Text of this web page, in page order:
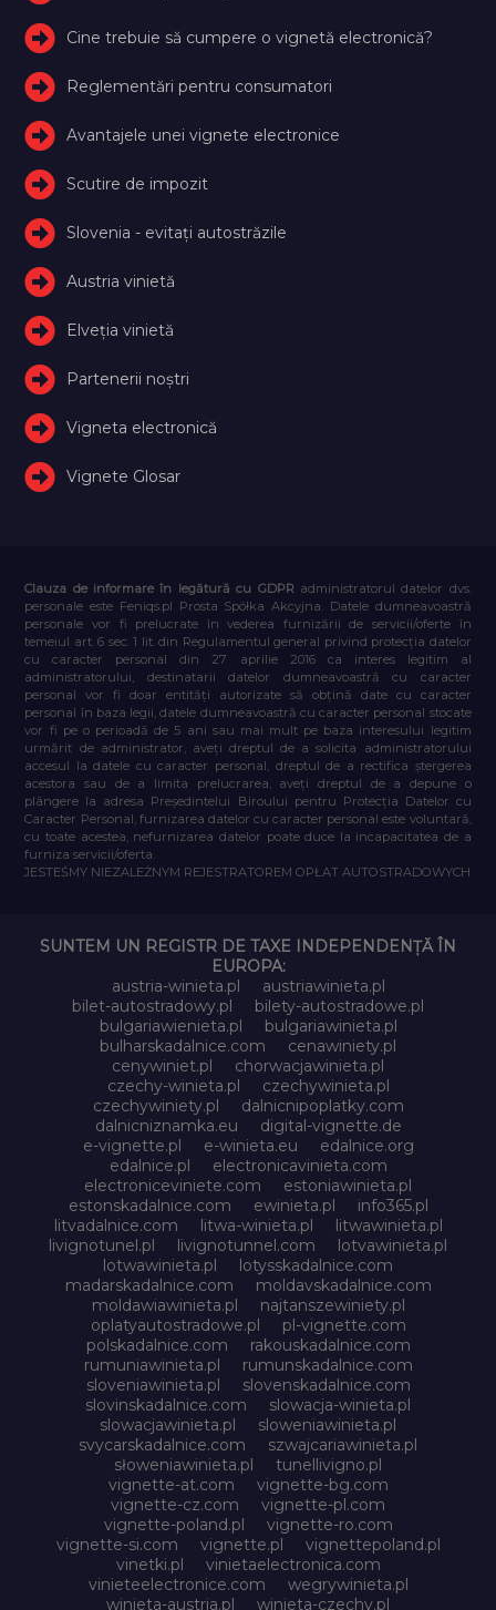
Cine trebuie să cumpere o vignetă electronică?
Reglementări pentru consumatori
Avantajele unei vignete electronice
Scutire de impozit
Slovenia - evitați autostrăzile
Austria vinietă
Elveţia vinietă
Partenerii noștri
Vigneta electronică
Vignete Glosar
Clauza de informare în legătură cu GDPR administratorul datelor dvs.
personale este Feniqs.pl Prosta Spółka Akcyjna. Datele dumneavoastră
personale vor fi prelucrate în vederea furnizării de servicii/oferte în
temeiul art. 6 sec. 1 lit. din Regulamentul general privind protecția datelor
cu caracter personal din 27 aprilie 2016 ca interes legitim al
administratorului, destinatarii datelor dumneavoastră cu caracter
personal vor fi doar entități autorizate să obțină date cu caracter
personal în baza legii, datele dumneavoastră cu caracter personal stocate
vor fi pe o perioadă de 5 ani sau mai mult pe baza interesului legitim
urmărit de administrator, aveți dreptul de a solicita administratorului
accesul la datele cu caracter personal, dreptul de a rectifica ștergerea
acestora sau de a limita prelucrarea, aveți dreptul de a depune o
plângere la adresa Președintelui Biroului pentru Protecția Datelor cu
Caracter Personal, furnizarea datelor cu caracter personal este voluntară,
cu toate acestea, nefurnizarea datelor poate duce la incapacitatea de a
furniza servicii/oferta.
JESTEŚMY NIEZALEŻNYM REJESTRATOREM OPŁAT AUTOSTRADOWYCH
SUNTEM UN REGISTR DE TAXE INDEPENDENȚĂ ÎN
EUROPA:
austria-winieta.pl
austriawinieta.pl
bilet-autostradowy.pl
bilety-autostradowe.pl
bulgariawienieta.pl
bulgariawinieta.pl
bulharskadalnice.com
cenawiniety.pl
cenywiniet.pl
chorwacjawinieta.pl
czechy-winieta.pl
czechywinieta.pl
czechywiniety.pl
dalnicnipoplatky.com
dalnicniznamka.eu
digital-vignette.de
e-vignette.pl
e-winieta.eu
edalnice.org
edalnice.pl
electronicavinieta.com
electroniceviniete.com
estoniawinieta.pl
estonskadalnice.com
ewinieta.pl
info365.pl
litvadalnice.com
litwa-winieta.pl
litwawinieta.pl
livignotunel.pl
livignotunnel.com
lotvawinieta.pl
lotwawinieta.pl
lotysskadalnice.com
madarskadalnice.com
moldavskadalnice.com
moldawiawinieta.pl
najtanszewiniety.pl
oplatyautostradowe.pl
pl-vignette.com
polskadalnice.com
rakouskadalnice.com
rumuniawinieta.pl
rumunskadalnice.com
sloveniawinieta.pl
slovenskadalnice.com
slovinskadalnice.com
slowacja-winieta.pl
slowacjawinieta.pl
sloweniawinieta.pl
svycarskadalnice.com
szwajcariawinieta.pl
słoweniawinieta.pl
tunellivigno.pl
vignette-at.com
vignette-bg.com
vignette-cz.com
vignette-pl.com
vignette-poland.pl
vignette-ro.com
vignette-si.com
vignette.pl
vignettepoland.pl
vinetki.pl
vinietaelectronica.com
vinieteelectronice.com
wegrywinieta.pl
winieta-austria.pl
winieta-czechy.pl